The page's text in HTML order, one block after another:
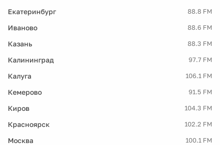
Екатеринбург 88.8 FM
Иваново 88.6 FM
Казань 88.3 FM
Калининград 97.7 FM
Калуга 106.1 FM
Кемерово 91.5 FM
Киров 104.3 FM
Красноярск 102.2 FM
Москва 100.1 FM